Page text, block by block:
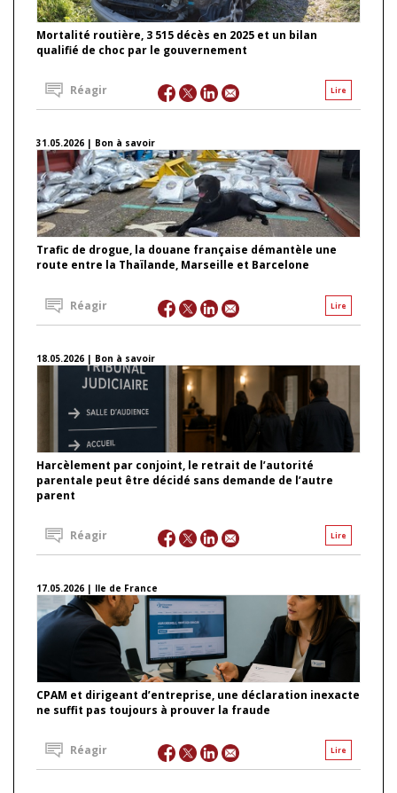
Mortalité routière, 3 515 décès en 2025 et un bilan
qualifié de choc par le gouvernement
Lire
Réagir
31.05.2026 | Bon à savoir
Trafic de drogue, la douane française démantèle une
route entre la Thaïlande, Marseille et Barcelone
Lire
Réagir
18.05.2026 | Bon à savoir
Harcèlement par conjoint, le retrait de l’autorité
parentale peut être décidé sans demande de l’autre
parent
Lire
Réagir
17.05.2026 | Ile de France
CPAM et dirigeant d’entreprise, une déclaration inexacte
ne suffit pas toujours à prouver la fraude
Lire
Réagir